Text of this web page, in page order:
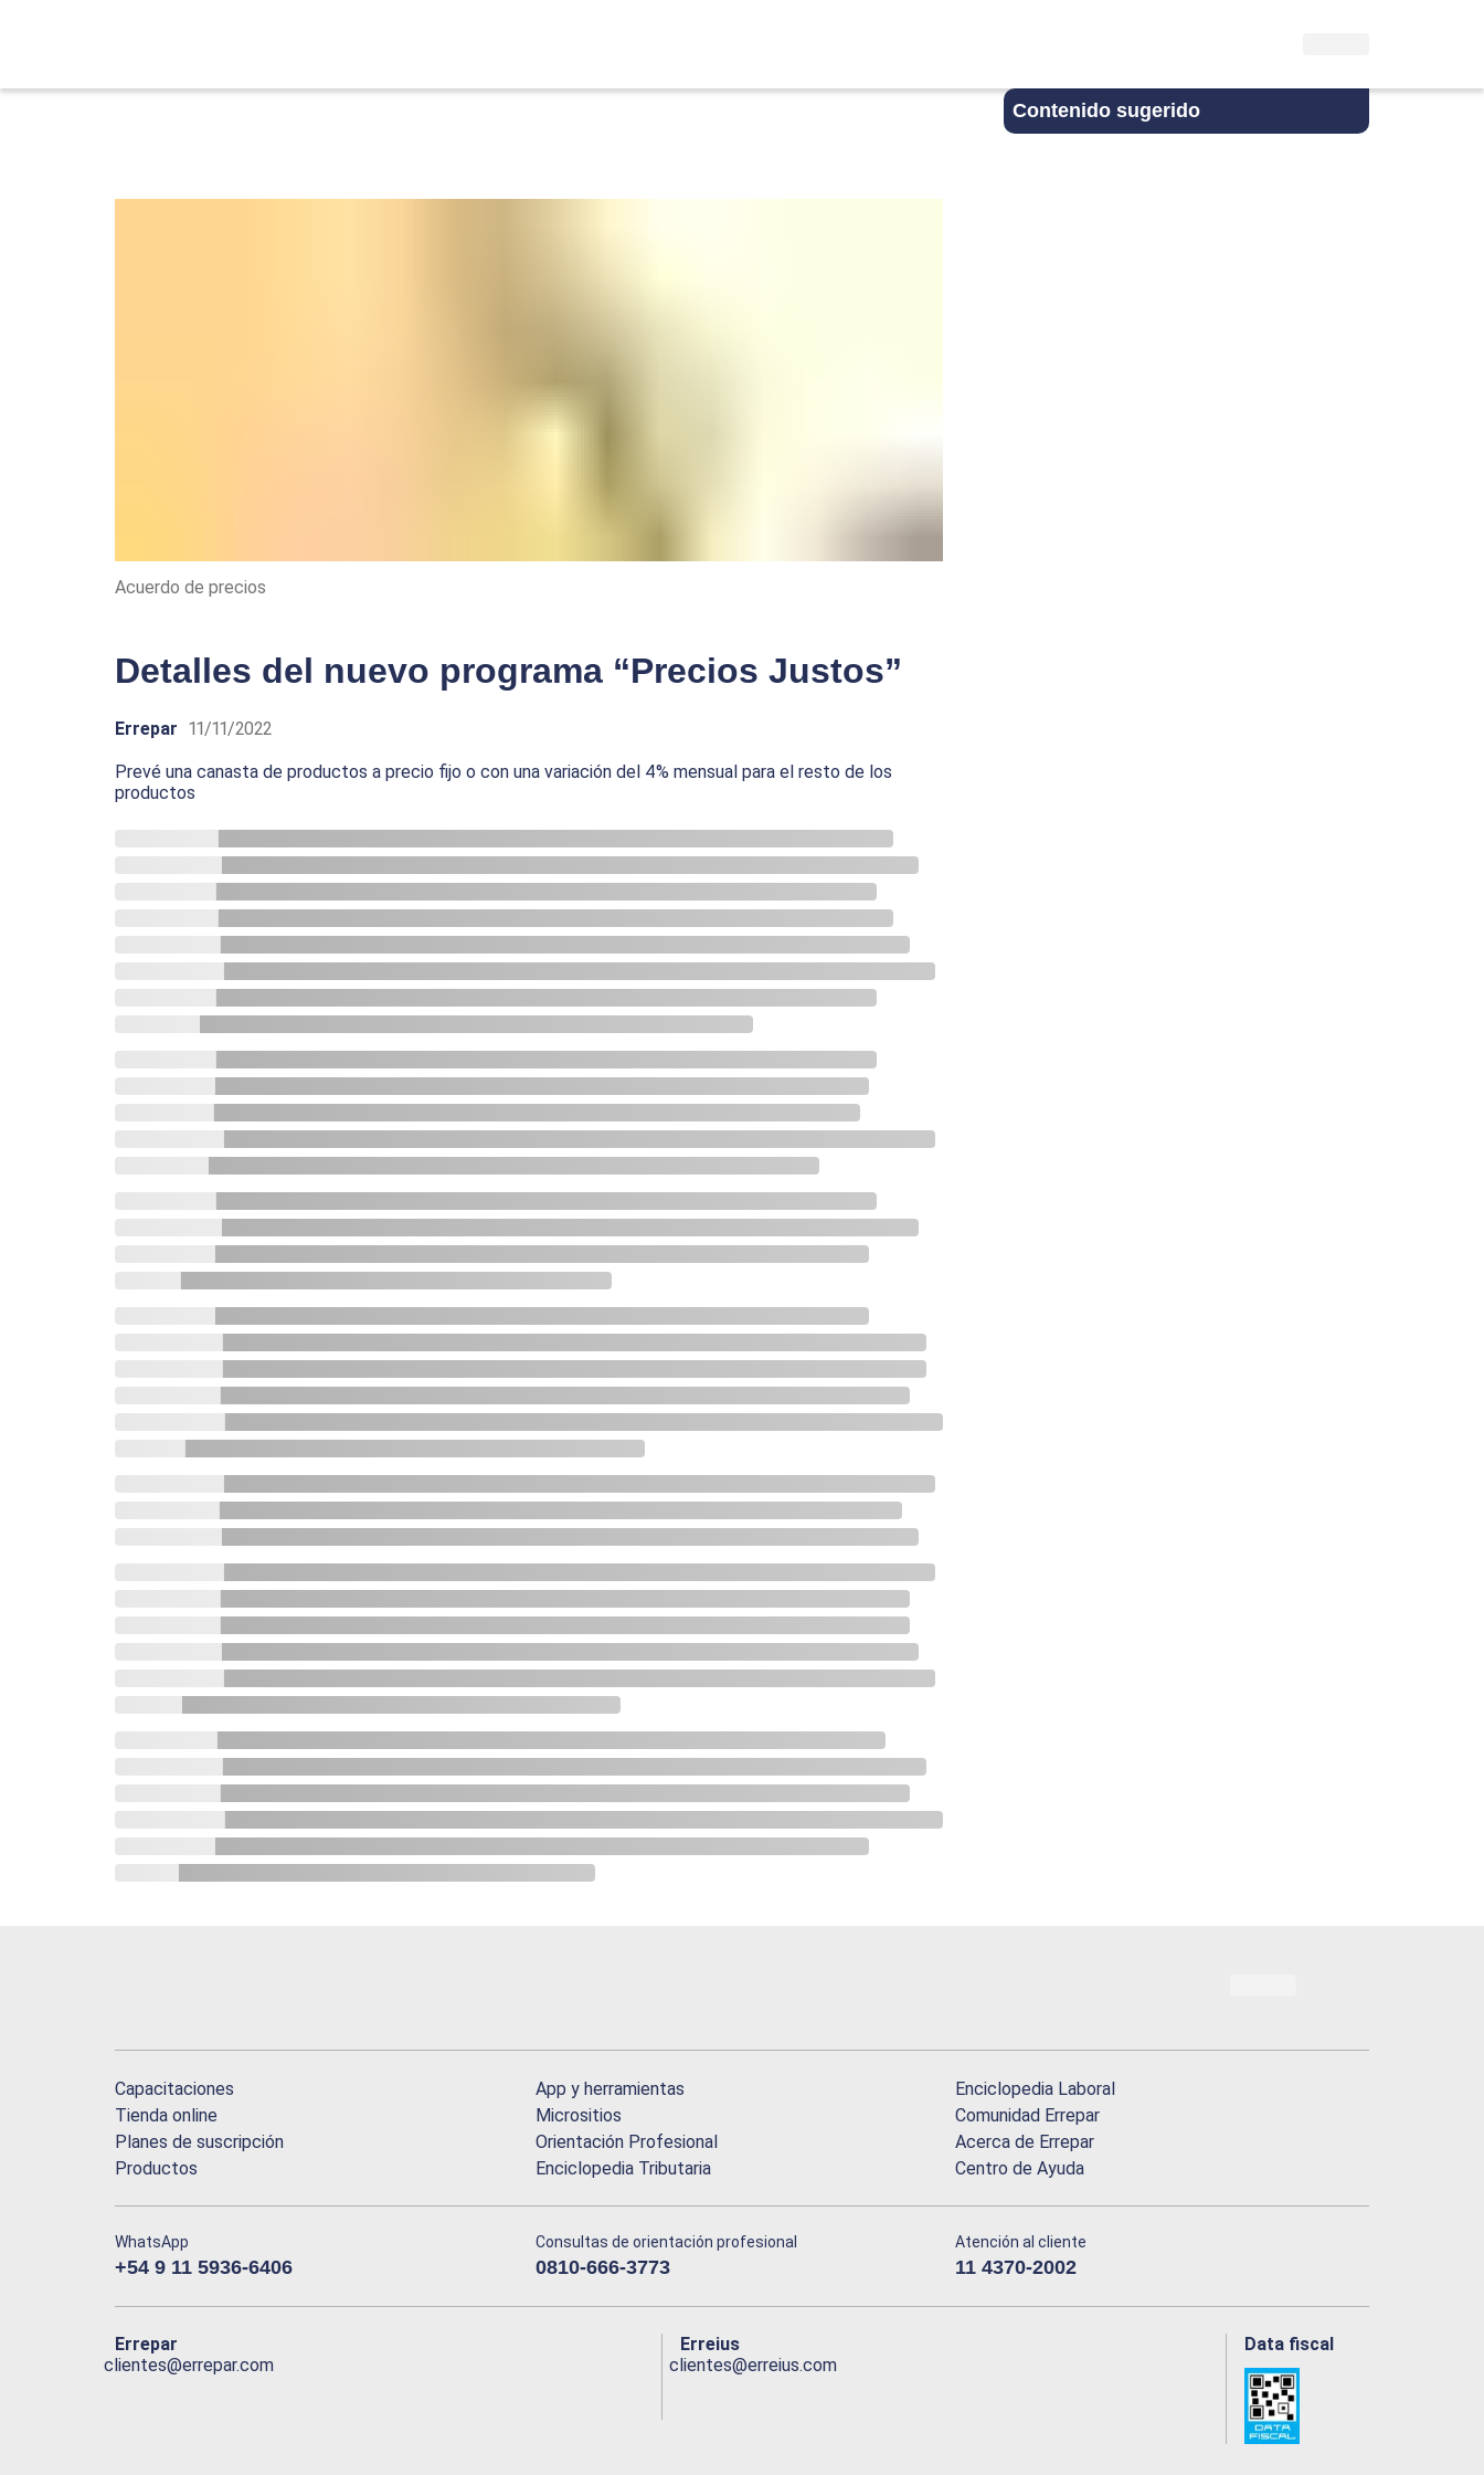
Contenido sugerido
Acuerdo de precios
Detalles del nuevo programa “Precios Justos”
Errepar 11/11/2022
Prevé una canasta de productos a precio fijo o con una variación del 4% mensual para el resto de los
productos
Capacitaciones
Tienda online
Planes de suscripción
Productos
App y herramientas
Micrositios
Orientación Profesional
Enciclopedia Tributaria
Enciclopedia Laboral
Comunidad Errepar
Acerca de Errepar
Centro de Ayuda
WhatsApp
+54 9 11 5936-6406
Consultas de orientación profesional
0810-666-3773
Atención al cliente
11 4370-2002
Errepar
clientes@errepar.com
Erreius
clientes@erreius.com
Data fiscal